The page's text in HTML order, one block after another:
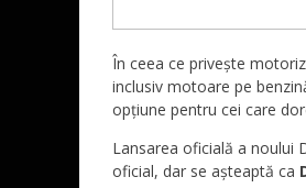
În ceea ce privește
inclusiv motoare pe
opțiune pentru cei care
Lansarea oficială a noului
oficial, dar se așteaptă ca